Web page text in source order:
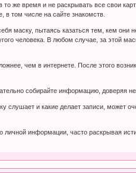
же время и не раскрывать все свои
том числе на сайте знакомств.
маску, пытаясь казаться тем, кем они
человека. В любом случае, за этой
чем в интернете. После этого
собирайте информацию, доверяя
слушает и какие делает записи, может
информации, часто раскрывая